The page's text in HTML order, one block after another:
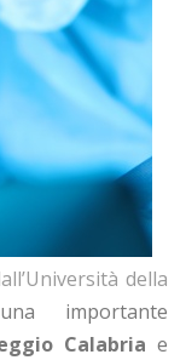
della
importante
Calabriae